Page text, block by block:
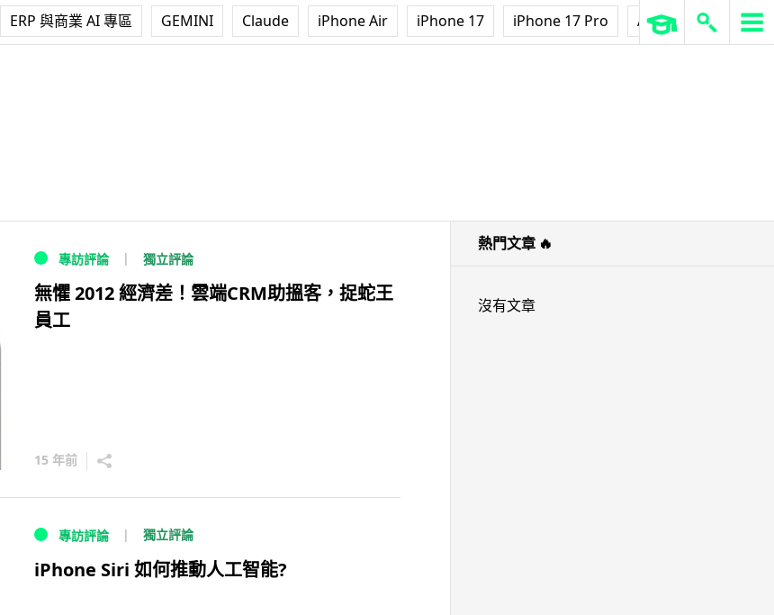
ERP 與商業 AI 專區 GEMINI Claude iPhone Air iPhone 17 iPhone 17 Pro AirPods Pro 3
專訪評論 獨立評論
無懼 2012 經濟差！雲端CRM助搵客，捉蛇王
員工
15 年前
專訪評論 獨立評論
iPhone Siri 如何推動人工智能?
熱門文章 🔥
沒有文章